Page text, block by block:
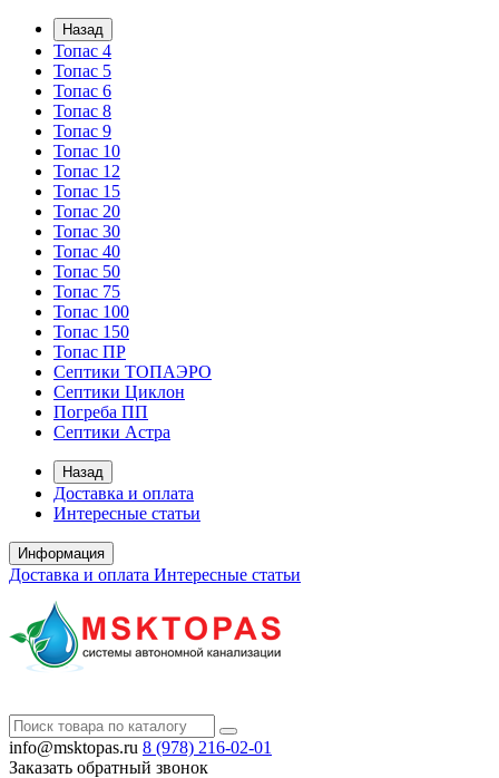
Назад
Топас 4
Топас 5
Топас 6
Топас 8
Топас 9
Топас 10
Топас 12
Топас 15
Топас 20
Топас 30
Топас 40
Топас 50
Топас 75
Топас 100
Топас 150
Топас ПР
Септики ТОПАЭРО
Септики Циклон
Погреба ПП
Септики Астра
Назад
Доставка и оплата
Интересные статьи
Информация
Доставка и оплата Интересные статьи
info@msktopas.ru 8 (978) 216-02-01
Заказать обратный звонок